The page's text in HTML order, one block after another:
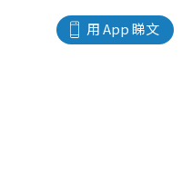
用 App 睇文